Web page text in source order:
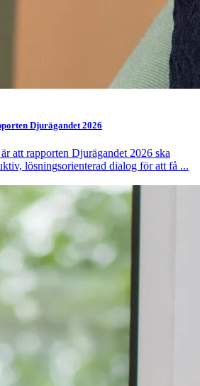
Djurägandet 2026
att rapporten Djurägandet 2026 ska
lösningsorienterad dialog för att få ...